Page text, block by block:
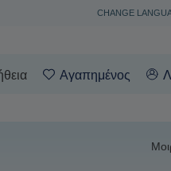
CHANGE
Αγαπημένος